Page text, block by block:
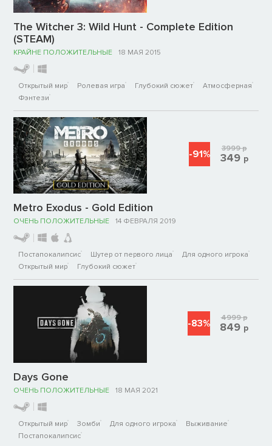
The Witcher 3: Wild Hunt - Complete Edition
(STEAM)
КРАЙНЕ ПОЛОЖИТЕЛЬНЫЕ 18 МАЯ 2015
Открытый мир Ролевая игра Глубокий сюжет
Атмосферная
Фэнтези
Metro Exodus - Gold Edition
ОЧЕНЬ ПОЛОЖИТЕЛЬНЫЕ 14 ФЕВРАЛЯ 2019
Постапокалипсис Шутер от первого лица
Для одного игрока
Открытый мир
Глубокий сюжет
-91% 3999р
349 р
Days Gone
ОЧЕНЬ ПОЛОЖИТЕЛЬНЫЕ 18 МАЯ 2021
Открытый мир Зомби Для одного игрока
Выживание
Постапокалипсис
-83% 4999р
849 р